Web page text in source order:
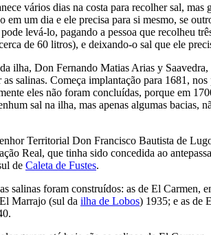
vários dias na costa para recolher sal, mas
em um dia e ele precisa para si mesmo, se
levá-lo, pagando a pessoa que recolheu
de 60 litros), e deixando-o sal que ele
ilha, Don Fernando Matias Arias y Saavedra,
salinas. Começa implantação para 1681,
eles não foram concluídas, porque em
sal na ilha, mas apenas algumas bacias,
Territorial Don Francisco Bautista de
Real, que tinha sido concedida ao
de Caleta de Fustes.
salinas foram construídos: as de El Carmen,
El Marrajo (sul da ilha de Lobos) 1935; e as de